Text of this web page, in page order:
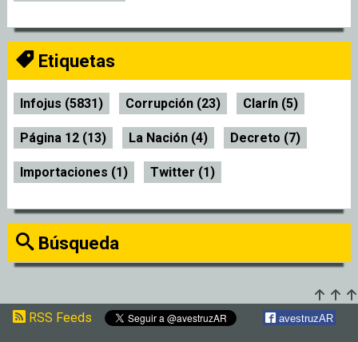
Etiquetas
Infojus (5831) Corrupción (23) Clarín (5)
Página 12 (13) La Nación (4) Decreto (7)
Importaciones (1) Twitter (1)
Búsqueda
RSS Feeds avestruzAR